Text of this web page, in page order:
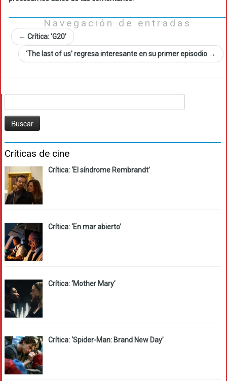
Navegación de entradas
← Crítica: ‘G20’
‘The last of us’ regresa interesante en su primer episodio →
Críticas de cine
Crítica: ‘El síndrome Rembrandt’
Crítica: ‘En mar abierto’
Crítica: ‘Mother Mary’
Crítica: ‘Spider-Man: Brand New Day’